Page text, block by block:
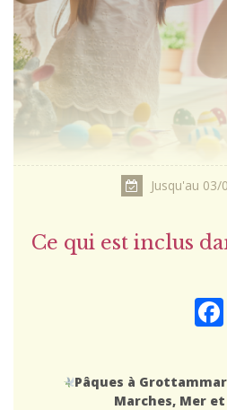
Jusqu'au
Ce qui est inclus
Pâques à
Marches, Mer